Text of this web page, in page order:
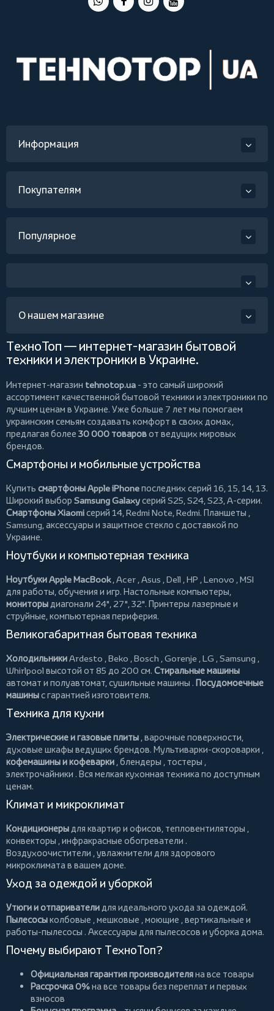
Информация
Покупателям
Популярное
О нашем магазине
ТехноТоп — интернет-магазин бытовой
техники и электроники в Украине.
Интернет-магазин tehnotop.ua - это самый широкий
ассортимент качественной бытовой техники и электроники по
лучшим ценам в Украине. Уже больше 7 лет мы помогаем
украинским семьям создавать комфорт в своих домах,
предлагая более 30 000 товаровот ведущих мировых
брендов.
Смартфоны и мобильные устройства
Купить смартфоны Apple iPhoneпоследних серий 16, 15, 14, 13.
Широкий выбор Samsung Galaxyсерий S25, S24, S23, A-серии.
Смартфоны Xiaomiсерий 14, Redmi Note, Redmi. Планшеты ,
Samsung, аксессуары и защитное стекло с доставкой по
Украине.
Ноутбуки и компьютерная техника
Ноутбуки Apple MacBook,Acer ,Asus ,Dell ,HP ,Lenovo ,MSI
для работы, обучения и игр. Настольные компьютеры,
мониторыдиагонали 24", 27", 32". Принтеры лазерные и
струйные, компьютерная периферия.
Великогабаритная бытовая техника
ХолодильникиArdesto ,Beko ,Bosch ,Gorenje ,LG ,Samsung ,
Whirlpool высотой от 85 до 200 см. Стиральные машины
автомат и полуавтомат,сушильные машины . Посудомоечные
машиныс гарантией изготовителя.
Техника для кухни
Электрические и газовые плиты , варочные поверхности,
духовые шкафы ведущих брендов. Мультиварки-скороварки ,
кофемашины и кофеварки ,блендеры , тостеры ,
электрочайники . Вся мелкая кухонная техника по доступным
ценам.
Климат и микроклимат
Кондиционерыдля квартир и офисов, тепловентиляторы ,
конвекторы ,инфракрасные обогреватели .
Воздухоочистители , увлажнители для здорового
микроклимата в вашем доме.
Уход за одеждой и уборкой
Утюги и отпаривателидля идеального ухода за одеждой.
Пылесосыколбовые ,мешковые ,моющие ,вертикальные и
работы-пылесосы . Аксессуары для пылесосов и уборка дома.
Почему выбирают ТехноТоп?
Официальная гарантия производителяна все товары
Рассрочка 0%на все товары без переплат и первых
взносов